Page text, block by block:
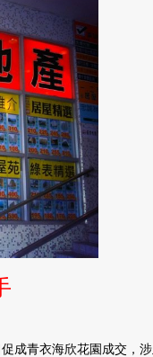
衣海欣花園成交，涉